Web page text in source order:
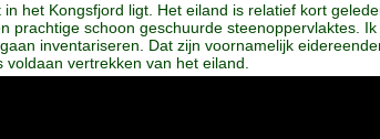
het Kongsfjord ligt. Het eiland is relatief kort
prachtige schoon geschuurde steenoppervlaktes.
inventariseren. Dat zijn voornamelijk
vertrekken van het eiland.